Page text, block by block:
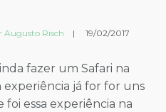
Augusto Risch |
19/02/2017
fazer um Safari na
experiência já for for uns
foi essa experiência na